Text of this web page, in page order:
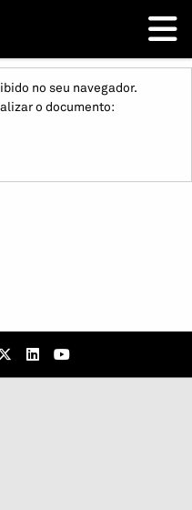
no seu navegador.
o documento: